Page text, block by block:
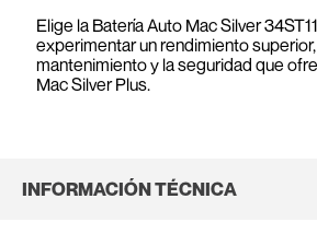
Elige la Batería Auto Mac Silver
experimentar un rendimiento
mantenimiento y la seguridad que
Mac Silver Plus.
INFORMACIÓN TÉCNICA